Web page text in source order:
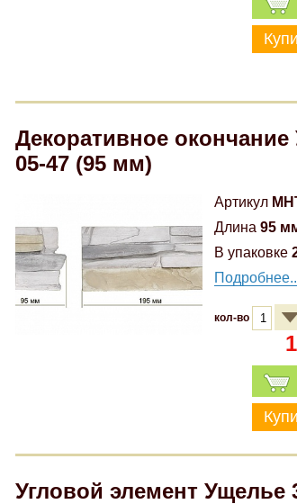
Декоративное
05-47 (95 мм)
Артикул
Длина 95
В упаковке
кол-во
Угловой элемент Ущелье